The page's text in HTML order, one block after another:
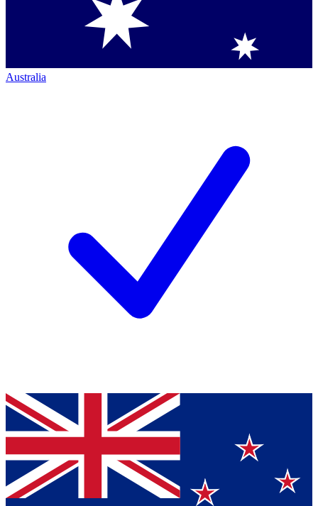
Australia